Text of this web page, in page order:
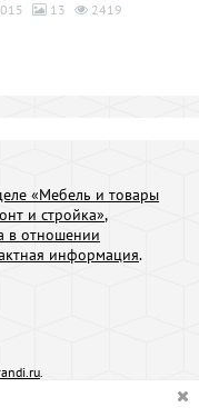
13 2419
«Мебель и товары
и стройка»,
в отношении
информация.
.